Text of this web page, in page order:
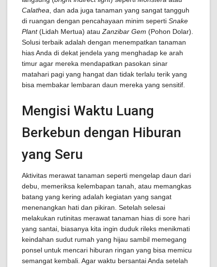
Calathea , dan ada juga tanaman yang sangat tangguh
di ruangan dengan pencahayaan minim seperti Snake
Plant(Lidah Mertua) atau Zanzibar Gem (Pohon Dolar).
Solusi terbaik adalah dengan menempatkan tanaman
hias Anda di dekat jendela yang menghadap ke arah
timur agar mereka mendapatkan pasokan sinar
matahari pagi yang hangat dan tidak terlalu terik yang
bisa membakar lembaran daun mereka yang sensitif.
Mengisi Waktu Luang
Berkebun dengan Hiburan
yang Seru
Aktivitas merawat tanaman seperti mengelap daun dari
debu, memeriksa kelembapan tanah, atau memangkas
batang yang kering adalah kegiatan yang sangat
menenangkan hati dan pikiran. Setelah selesai
melakukan rutinitas merawat tanaman hias di sore hari
yang santai, biasanya kita ingin duduk rileks menikmati
keindahan sudut rumah yang hijau sambil memegang
ponsel untuk mencari hiburan ringan yang bisa memicu
semangat kembali. Agar waktu bersantai Anda setelah